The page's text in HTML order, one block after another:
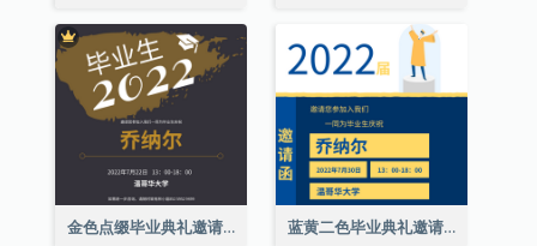
金色点缀毕业典礼邀请函 蓝黄二色毕业典礼邀请函